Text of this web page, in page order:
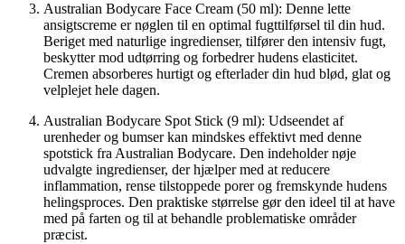
Australian Bodycare Face Cream (50 ml): Denne lette
ansigtscreme er nøglen til en optimal fugttilførsel til din hud.
Beriget med naturlige ingredienser, tilfører den intensiv fugt,
beskytter mod udtørring og forbedrer hudens elasticitet.
Cremen absorberes hurtigt og efterlader din hud blød, glat og
velplejet hele dagen.
Australian Bodycare Spot Stick (9 ml): Udseendet af
urenheder og bumser kan mindskes effektivt med denne
spotstick fra Australian Bodycare. Den indeholder nøje
udvalgte ingredienser, der hjælper med at reducere
inflammation, rense tilstoppede porer og fremskynde hudens
helingsproces. Den praktiske størrelse gør den ideel til at have
med på farten og til at behandle problematiske områder
præcist.